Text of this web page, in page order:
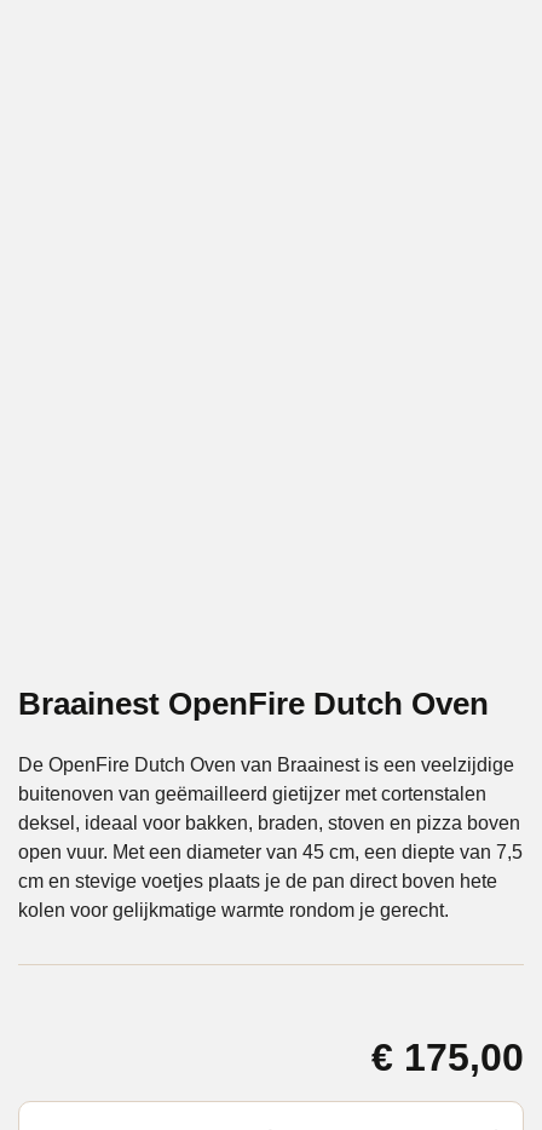
Braainest OpenFire Dutch Oven
De OpenFire Dutch Oven van Braainest is een veelzijdige
buitenoven van geëmailleerd gietijzer met cortenstalen
deksel, ideaal voor bakken, braden, stoven en pizza boven
open vuur. Met een diameter van 45 cm, een diepte van 7,5
cm en stevige voetjes plaats je de pan direct boven hete
kolen voor gelijkmatige warmte rondom je gerecht.
€ 175,00